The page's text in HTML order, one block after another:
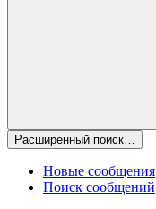
Расширенный поиск…
Новые сообщения
Поиск сообщений